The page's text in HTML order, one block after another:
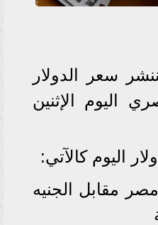
سعر الدولار
اليوم الإثنين
اليوم كالآتي:
مقابل الجنيه